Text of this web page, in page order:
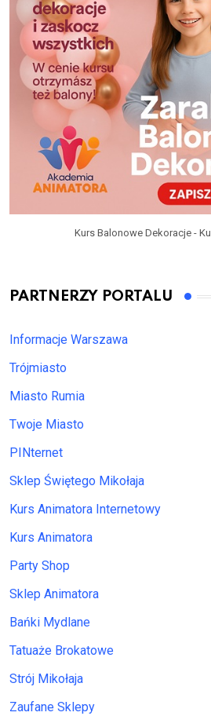
Kurs Balonowe Dekoracje -
PARTNERZY PORTALU
Informacje Warszawa
Trójmiasto
Miasto Rumia
Twoje Miasto
PINternet
Sklep Świętego Mikołaja
Kurs Animatora Internetowy
Kurs Animatora
Party Shop
Sklep Animatora
Bańki Mydlane
Tatuaże Brokatowe
Strój Mikołaja
Zaufane Sklepy